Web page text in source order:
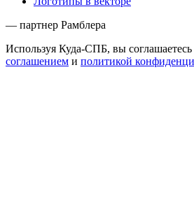
— партнер Рамблера
Используя Куда-СПБ, вы соглашаетесь
соглашением и политикой